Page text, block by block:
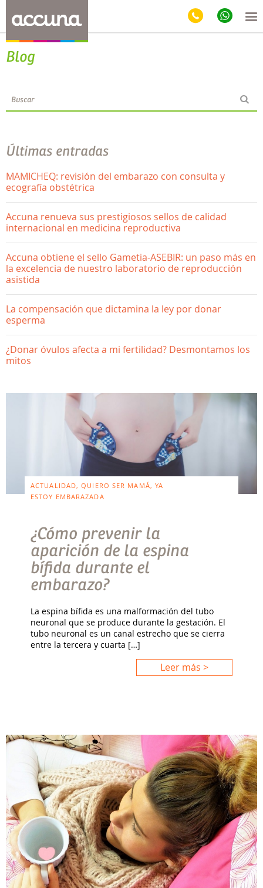
Blog
Últimas entradas
MAMICHEQ: revisión del embarazo con consulta y
ecografía obstétrica
Accuna renueva sus prestigiosos sellos de calidad
internacional en medicina reproductiva
Accuna obtiene el sello Gametia-ASEBIR: un paso más en
la excelencia de nuestro laboratorio de reproducción
asistida
La compensación que dictamina la ley por donar
esperma
¿Donar óvulos afecta a mi fertilidad? Desmontamos los
mitos
ACTUALIDAD, QUIERO SER MAMÁ, YA
ESTOY EMBARAZADA
¿Cómo prevenir la
aparición de la espina
bífida durante el
embarazo?
La espina bífida es una malformación del tubo
neuronal que se produce durante la gestación. El
tubo neuronal es un canal estrecho que se cierra
entre la tercera y cuarta […]
Leer más >